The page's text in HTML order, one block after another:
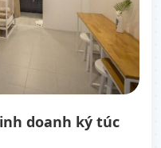
doanh ký túc